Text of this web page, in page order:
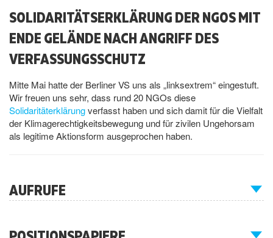
SOLIDARITÄTSERKLÄRUNG DER NGOS MIT
ENDE GELÄNDE NACH ANGRIFF DES
VERFASSUNGSSCHUTZ
Mitte Mai hatte der Berliner VS uns als „linksextrem“ eingestuft.
Wir freuen uns sehr, dass rund 20 NGOs diese
Solidaritäterklärungverfasst haben und sich damit für die Vielfalt
der Klimagerechtigkeitsbewegung und für zivilen Ungehorsam
als legitime Aktionsform ausgeprochen haben.
AUFRUFE